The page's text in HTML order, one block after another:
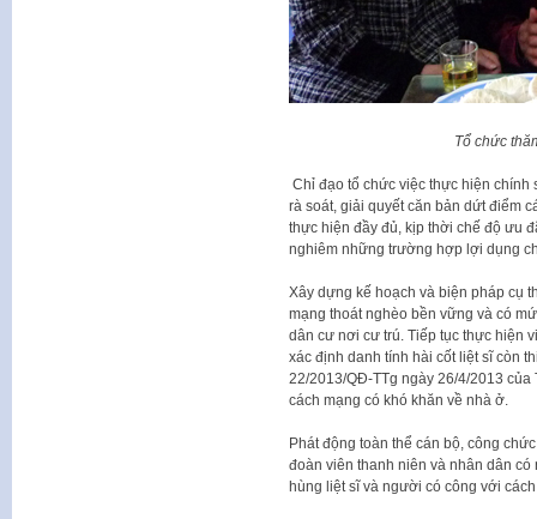
Tổ chức
Chỉ đạo tổ chức việc thực hiện
rà soát, giải quyết căn bản dứt điểm
thực hiện đầy đủ, kịp thời chế độ ưu
nghiêm những trường hợp lợi dụng
Xây dựng kế hoạch và biện pháp cụ
mạng thoát nghèo bền vững và có
dân cư nơi cư trú. Tiếp tục thực hiện
xác định danh tính hài cốt liệt sĩ còn
22/2013/QĐ-TTg ngày 26/4/2013
cách mạng có khó khăn về nhà ở.
Phát động toàn thể cán bộ, công
đoàn viên thanh niên và nhân dân
hùng liệt sĩ và người có công với